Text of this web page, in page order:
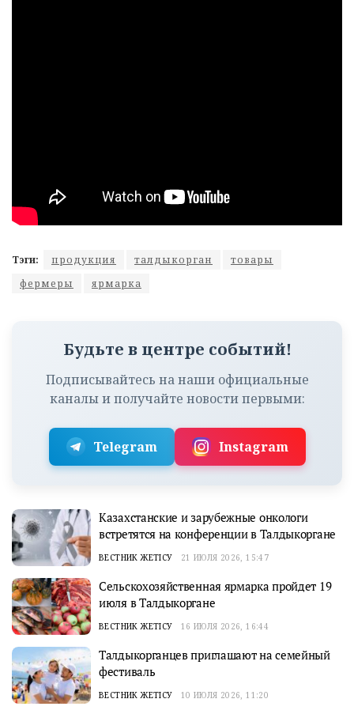
Тэги: продукция талдыкорган
товары
фермеры
ярмарка
Будьте в центре событий!
Подписывайтесь на наши официальные
каналы и получайте новости первыми:
Telegram Instagram
Казахстанские и зарубежные онкологи
встретятся на конференции в Талдыкоргане
ВЕСТНИК ЖЕТІСУ 21 ИЮЛЯ 2026, 15:47
Сельскохозяйственная ярмарка пройдет 19
июля в Талдыкоргане
ВЕСТНИК ЖЕТІСУ 16 ИЮЛЯ 2026, 16:44
Талдыкорганцев приглашают на семейный
фестиваль
ВЕСТНИК ЖЕТІСУ 10 ИЮЛЯ 2026, 11:20